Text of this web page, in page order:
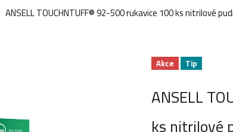
ANSELL TOUCHNTUFF® 92-500 rukavice 100 ks nitrilové
Akce Tip
ANSELL
ks nitrilové